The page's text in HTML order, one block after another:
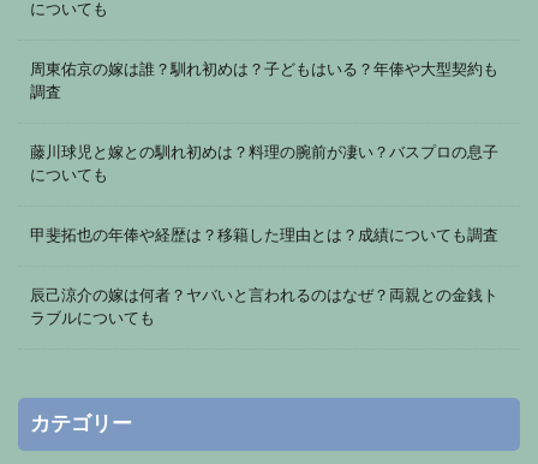
についても
周東佑京の嫁は誰？馴れ初めは？子どもはいる？年俸や大型契約も
調査
藤川球児と嫁との馴れ初めは？料理の腕前が凄い？バスプロの息子
についても
甲斐拓也の年俸や経歴は？移籍した理由とは？成績についても調査
辰己涼介の嫁は何者？ヤバいと言われるのはなぜ？両親との金銭ト
ラブルについても
カテゴリー